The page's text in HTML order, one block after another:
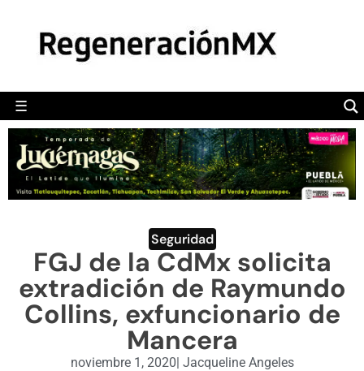
☰
POLÍTICA
CAMALEÓN
OPINIÓN
DEPORTES
ENGLISH SECTION
VIDEOS
Seguridad
FGJ de la CdMx solicita
extradición de Raymundo
Collins, exfuncionario de
Mancera
noviembre 1, 2020| Jacqueline Angeles